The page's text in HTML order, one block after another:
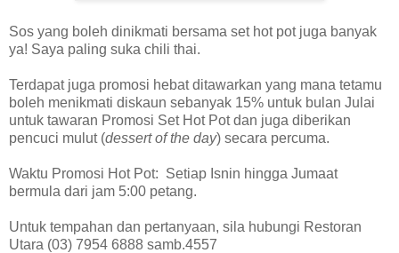
Sos yang boleh dinikmati bersama set hot pot juga banyak
ya! Saya paling suka chili thai.
Terdapat juga promosi hebat ditawarkan yang mana tetamu
boleh menikmati diskaun sebanyak 15% untuk bulan Julai
untuk tawaran Promosi Set Hot Pot dan juga diberikan
pencuci mulut (dessert of the day) secara percuma.
Waktu Promosi Hot Pot: Setiap Isnin hingga Jumaat
bermula dari jam 5:00 petang.
Untuk tempahan dan pertanyaan, sila hubungi Restoran
Utara (03) 7954 6888 samb.4557